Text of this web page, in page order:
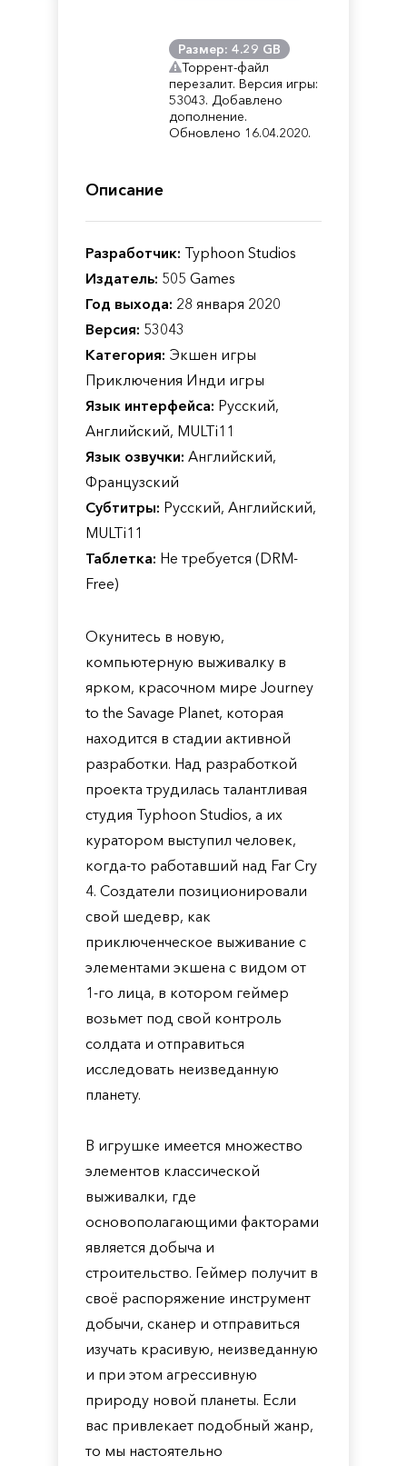
Размер: 4.29 GB
Торрент-файл
перезалит. Версия игры:
53043. Добавлено
дополнение.
Обновлено 16.04.2020.
Описание
Разработчик: Typhoon Studios
Издатель: 505 Games
Год выхода: 28 января 2020
Версия: 53043
Категория: Экшен игры
Приключения Инди игры
Язык интерфейса: Русский,
Английский, MULTi11
Язык озвучки: Английский,
Французский
Субтитры: Русский, Английский,
MULTi11
Таблетка: Не требуется (DRM-
Free)
Окунитесь в новую,
компьютерную выживалку в
ярком, красочном мире Journey
to the Savage Planet, которая
находится в стадии активной
разработки. Над разработкой
проекта трудилась талантливая
студия Typhoon Studios, а их
куратором выступил человек,
когда-то работавший над Far Cry
4. Создатели позиционировали
свой шедевр, как
приключенческое выживание с
элементами экшена с видом от
1-го лица, в котором геймер
возьмет под свой контроль
солдата и отправиться
исследовать неизведанную
планету.
В игрушке имеется множество
элементов классической
выживалки, где
основополагающими факторами
является добыча и
строительство. Геймер получит в
своё распоряжение инструмент
добычи, сканер и отправиться
изучать красивую, неизведанную
и при этом агрессивную
природу новой планеты. Если
вас привлекает подобный жанр,
то мы настоятельно